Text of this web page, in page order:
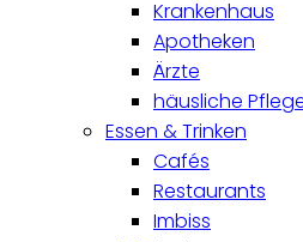
Krankenhaus
Apotheken
Ärzte
häusliche
Essen & Trinken
Cafés
Restaurants
Imbiss